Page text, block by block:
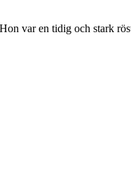
var en tidig och stark